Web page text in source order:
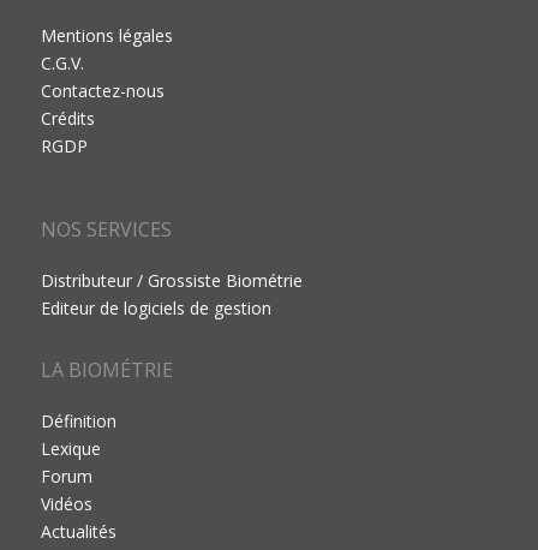
Mentions légales
C.G.V.
Contactez-nous
Crédits
RGDP
NOS SERVICES
Distributeur / Grossiste Biométrie
Editeur de logiciels de gestion
LA BIOMÉTRIE
Définition
Lexique
Forum
Vidéos
Actualités